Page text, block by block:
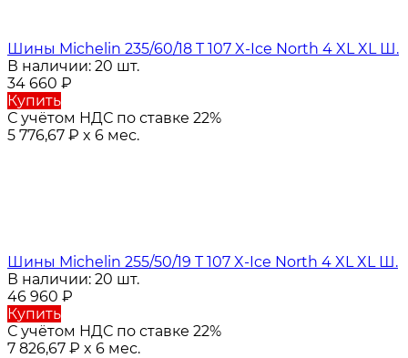
Шины Michelin 235/60/18 T 107 X-Ice North 4 XL XL Ш.
В наличии: 20 шт.
34 660 ₽
Купить
С учётом НДС по ставке 22%
5 776,67 ₽ x 6 мес.
Шины Michelin 255/50/19 T 107 X-Ice North 4 XL XL Ш.
В наличии: 20 шт.
46 960 ₽
Купить
С учётом НДС по ставке 22%
7 826,67 ₽ x 6 мес.